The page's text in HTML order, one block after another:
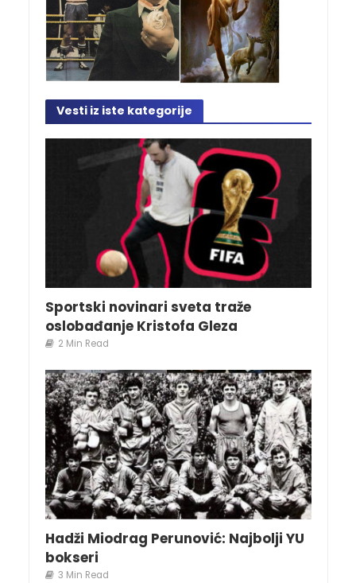
Vesti iz iste kategorije
Sportski novinari sveta traže
oslobađanje Kristofa Gleza
2 Min Read
Hadži Miodrag Perunović: Najbolji YU
bokseri
3 Min Read